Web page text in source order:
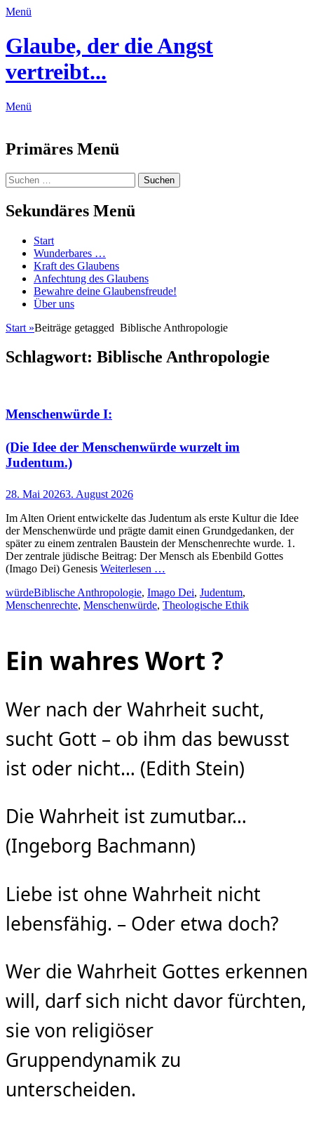
Menü
Glaube, der die Angst
vertreibt...
Menü
Primäres Menü
Zum
Inhalt
springen
Suchen
Suchen
nach:
Sekundäres Menü
Zum
Inhalt
springen
Start
Wunderbares …
Kraft des Glaubens
Anfechtung des Glaubens
Bewahre deine Glaubensfreude!
Über uns
Start »Beiträge getagged Biblische Anthropologie
Schlagwort: Biblische Anthropologie
Menschenwürde I:
(Die Idee der Menschenwürde wurzelt im
Judentum.)
Posted
28. Mai 20263. August 2026
Im Alten Orient entwickelte das Judentum als erste Kultur die Idee
der Menschenwürde und prägte damit einen Grundgedanken, der
später zu einem zentralen Baustein der Menschenrechte wurde. 1.
Der zentrale jüdische Beitrag: Der Mensch als Ebenbild Gottes
(Imago Dei) Genesis Weiterlesen …
Kategorien
würdeSchlagworte
Biblische Anthropologie, Imago Dei, Judentum,
Menschenrechte, Menschenwürde, Theologische Ethik
Ein wahres Wort ?
Wer nach der Wahrheit sucht,
sucht Gott – ob ihm das bewusst
ist oder nicht… (Edith Stein)
Die Wahrheit ist zumutbar…
(Ingeborg Bachmann)
Liebe ist ohne Wahrheit nicht
lebensfähig. – Oder etwa doch?
Wer die Wahrheit Gottes erkennen
will, darf sich nicht davor fürchten,
sie von religiöser
Gruppendynamik zu
unterscheiden.